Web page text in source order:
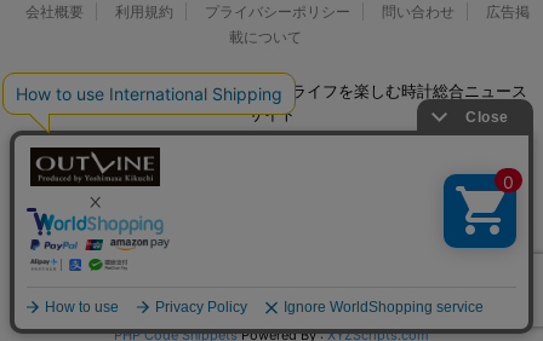
会社概要 利用規約 プライバシーポリシー 問い合わせ
広告掲
載について
© 2026 Watch LIFE NEWS｜ウオッチライフを楽しむ時計総合ニュース
サイト
PHP Code SnippetsPowered By :XYZScripts.com